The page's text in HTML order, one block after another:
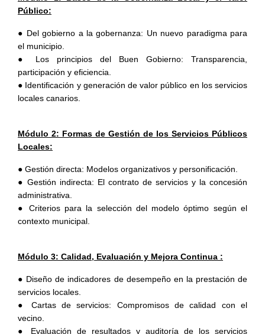
Público:
● Del gobierno a la gobernanza: Un nuevo paradigma para
el municipio.
● Los principios del Buen Gobierno: Transparencia,
participación y eficiencia.
● Identificación y generación de valor público en los servicios
locales canarios.
Módulo 2: Formas de Gestión de los Servicios Públicos
Locales:
● Gestión directa: Modelos organizativos y personificación.
● Gestión indirecta: El contrato de servicios y la concesión
administrativa.
● Criterios para la selección del modelo óptimo según el
contexto municipal.
Módulo 3: Calidad, Evaluación y Mejora Continua :
● Diseño de indicadores de desempeño en la prestación de
servicios locales.
● Cartas de servicios: Compromisos de calidad con el
vecino.
● Evaluación de resultados y auditoría de los servicios